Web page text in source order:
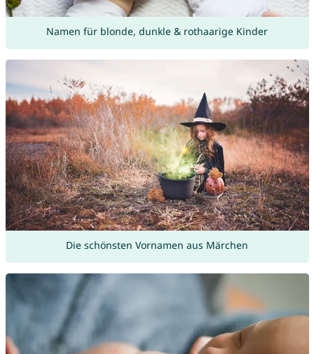
Namen für blonde, dunkle & rothaarige Kinder
Die schönsten Vornamen aus Märchen